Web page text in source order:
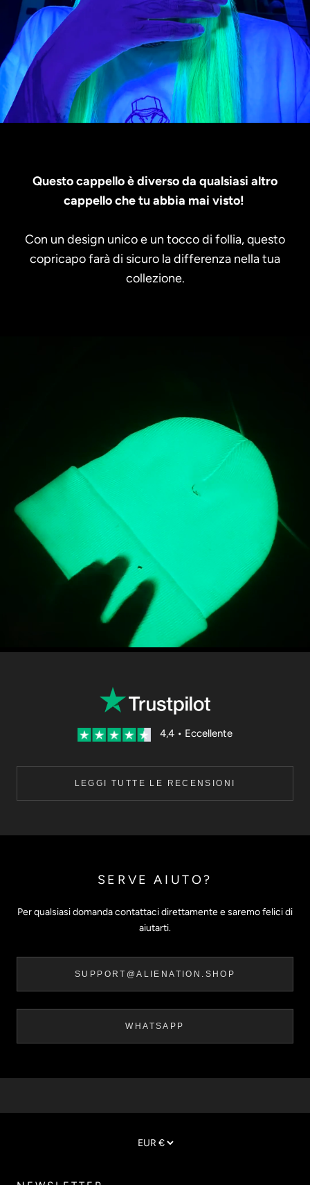
Questo cappello è diverso da qualsiasi altro
cappello che tu abbia mai visto!
Con un design unico e un tocco di follia, questo
copricapo farà di sicuro la differenza nella tua
collezione.
4,4 • Eccellente
LEGGI TUTTE LE RECENSIONI
SERVE AIUTO?
Per qualsiasi domanda contattaci direttamente e saremo felici di
aiutarti.
SUPPORT@ALIENATION.SHOP
WHATSAPP